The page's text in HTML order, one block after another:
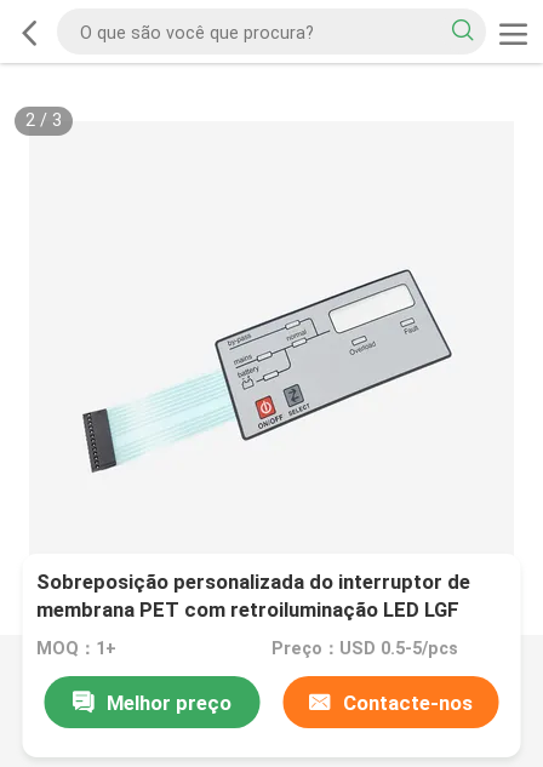
2/ 3
Sobreposição personalizada do interruptor de
membrana PET com retroiluminação LED LGF
multifuncional
MOQ：1+ Preço：USD 0.5-5/pcs
Melhor preço Contacte-nos